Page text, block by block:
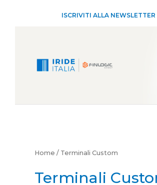
ISCRIVITI ALLA NEWSLETTER
Home / Terminali Custom
Terminali